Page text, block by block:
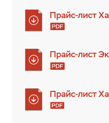
Прайс-лист
Прайс-лист
Прайс-лист